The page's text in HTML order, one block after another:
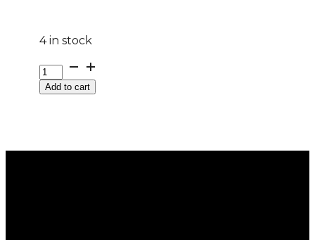
4 in stock
195/60
R
16Add to cart